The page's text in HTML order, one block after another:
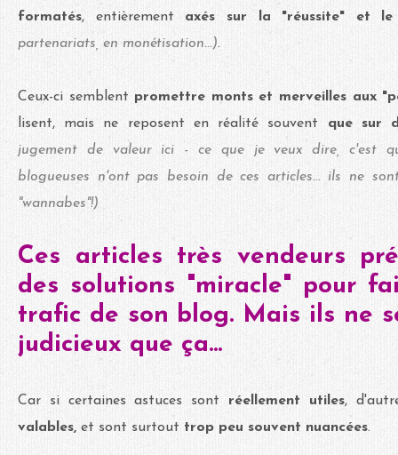
formatés, entièrement axés sur la "réussite" et le
partenariats, en monétisation...).
Ceux-ci semblent promettre monts et merveilles aux
lisent, mais ne reposent en réalité souvent que sur
jugement de valeur ici - ce que je veux dire, c'est
blogueuses n'ont pas besoin de ces articles... ils ne
"wannabes"!)
Ces articles très vendeurs
des solutions "miracle" pour
trafic de son blog. Mais ils ne
judicieux que ça...
Car si certaines astuces sont réellement utiles,
valables, et sont surtout trop peu souvent nuancées.